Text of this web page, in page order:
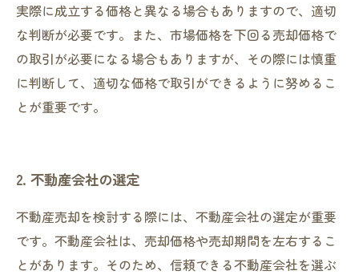
実際に成立する価格と異なる場合もありますので、適切
な判断が必要です。また、市場価格を下回る売却価格で
の取引が必要になる場合もありますが、その際には慎重
に判断して、適切な価格で取引ができるように努めるこ
とが重要です。
2. 不動産会社の選定
不動産売却を検討する際には、不動産会社の選定が重要
です。不動産会社は、売却価格や売却期間を左右するこ
とがあります。そのため、信頼できる不動産会社を選ぶ